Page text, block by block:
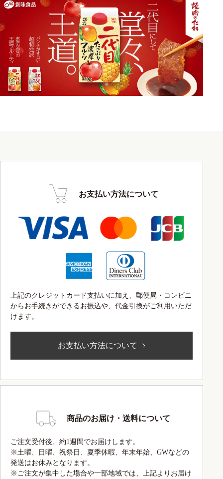
お支払い方法について
上記のクレジットカード支払いに加え、郵便局・コンビニ
からお手続きができるお振込や、代金引換がご利用いただ
けます。
お支払い方法について
商品のお届け・送料について
ご注文受付後、約1週間でお届けします。
※土曜、日曜、祝祭日、夏季休暇、年末年始、GWなどの
発送はお休みとなります。
※ご注文が集中した場合や一部地域では、上記よりお届け